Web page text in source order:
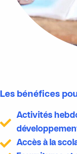
Les bénéfices
Activités
Accès à la